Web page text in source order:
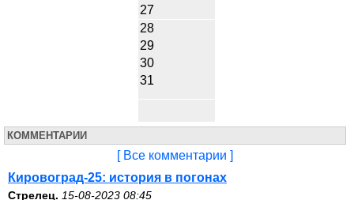
27
28
29
30
31
КОММЕНТАРИИ
[ Все комментарии ]
Кировоград-25: история в погонах
Стрелец. 15-08-2023 08:45